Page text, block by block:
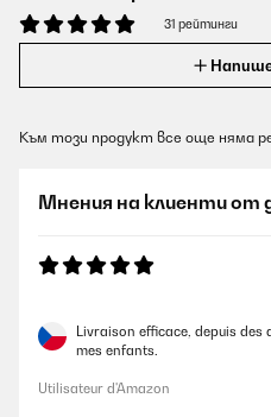
31 рейтинги
Към този продукт все още няма
Мнения на клиенти от
Livraison efficace, depuis des
mes enfants.
Utilisateur d'Amazon